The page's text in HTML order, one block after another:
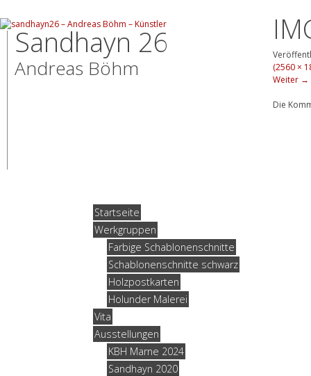
Sandhayn 26
Andreas Böhm
Startseite
Werkgruppen
Farbige Schablonenschnitte
Schablonenschnitte schwarz
Holzpostkarten
Holunder Malerei
Vita
Ausstellungen
KBH Marne 2024
Sandhayn 2020
(2560 ×
Weiter →
Die